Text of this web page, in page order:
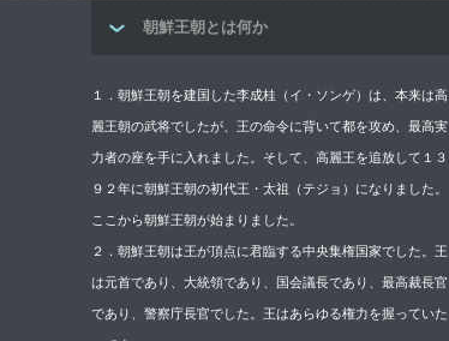
朝鮮王朝とは何か
１．朝鮮王朝を建国した李成桂（イ・ソンゲ）は、本来は高
麗王朝の武将でしたが、王の命令に背いて都を攻め、最高実
力者の座を手に入れました。そして、高麗王を追放して１３
９２年に朝鮮王朝の初代王・太祖（テジョ）になりました。
ここから朝鮮王朝が始まりました。
２．朝鮮王朝は王が頂点に君臨する中央集権国家でした。王
は元首であり、大統領であり、国会議長であり、最高裁長官
であり、警察庁長官でした。王はあらゆる権力を握っていた